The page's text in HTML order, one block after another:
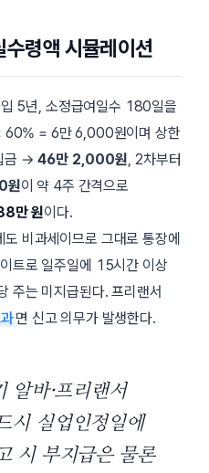
령액 시뮬레이션
5년, 소정급여일수 180일을
60% = 6만 6,000원이며 상한
금 →46만 2,000원, 2차부터
원이 약 4주 간격으로
만 원이다.
비과세이므로 그대로 통장에
트로 일주일에 15시간 이상
주는 미지급된다. 프리랜서
면 신고 의무가 발생한다.
알바·프리랜서
시 실업인정일에
시 부지급은 물론